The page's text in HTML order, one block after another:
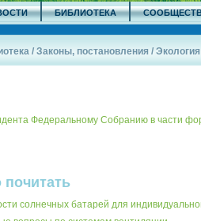
БИБЛИОТЕКА
/Законы, постановления /Экология
Федеральному Собранию в части
почитать
солнечных батарей для